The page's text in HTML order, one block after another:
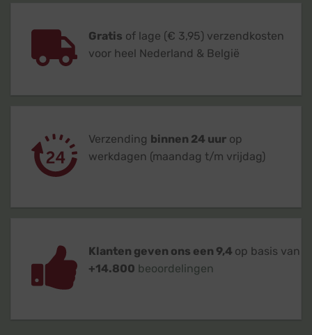
Gratis of lage (€ 3,95) verzendkosten
voor heel Nederland & België
Verzending binnen 24 uur op
werkdagen (maandag t/m vrijdag)
Klanten geven ons een 9,4 op basis van
+14.800 beoordelingen